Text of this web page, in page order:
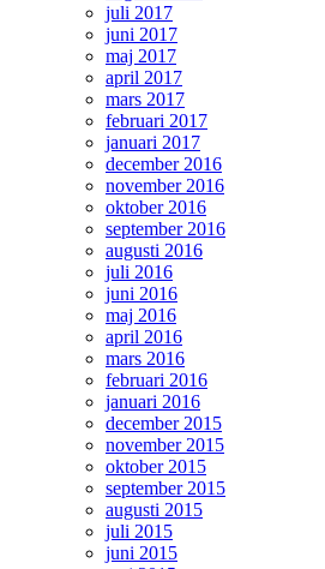
juli 2017
juni 2017
maj 2017
april 2017
mars 2017
februari 2017
januari 2017
december 2016
november 2016
oktober 2016
september 2016
augusti 2016
juli 2016
juni 2016
maj 2016
april 2016
mars 2016
februari 2016
januari 2016
december 2015
november 2015
oktober 2015
september 2015
augusti 2015
juli 2015
juni 2015